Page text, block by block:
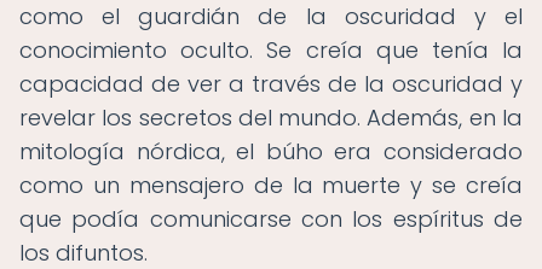
como el guardián de la oscuridad y el
conocimiento oculto. Se creía que tenía la
capacidad de ver a través de la oscuridad y
revelar los secretos del mundo. Además, en la
mitología nórdica, el búho era considerado
como un mensajero de la muerte y se creía
que podía comunicarse con los espíritus de
los difuntos.